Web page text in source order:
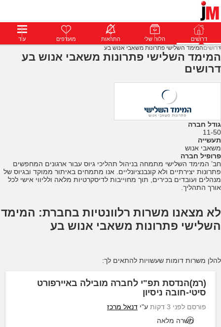
דרושים פרופילים הודעות פרימיום דרושים הלוח שלי התראות מועדפים עוד
דרושיםהמימד השלישי פתרונות משאבי אנוש בע
המימד השלישי פתרונות משאבי אנוש בע
דרושים
גודל חברה
11-50
תעשייה
משאבי אנוש
פרופיל חברה
חב’ המימד השלישי מתמחה בניהול תהליכי גיוס עבור ארגונים המחפשים
פתרונות יצירתיים ולא קונבנציונליים. אנו מתמחים באיתור ממוקד ובגיוס של
מנהלים ועובדים בכירים, תוך מחוייבות לדיסקרטיות מלאה ולליווי אישי לכל
אורך התהליך.
לא מצאנו משרות רלוונטיות בחברת: המימד
השלישי פתרונות משאבי אנוש בע
להלן משרות דומות שעשויות להתאים לך:
(רמ)הנדסת תפ"י לחברה מובילה באיירפורט
סיטי-חובה ניסיון
פורסם לפני 3 דקות ע"י דנאל מרכז
משרה מלאה